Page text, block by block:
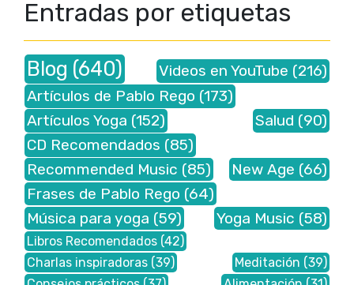
Entradas por etiquetas
Blog (640) Videos en YouTube (216)
Artículos de Pablo Rego (173)
Artículos Yoga (152) Salud (90)
CD Recomendados (85)
Recommended Music (85) New Age (66)
Frases de Pablo Rego (64)
Música para yoga (59) Yoga Music (58)
Libros Recomendados (42)
Charlas inspiradoras (39) Meditación (39)